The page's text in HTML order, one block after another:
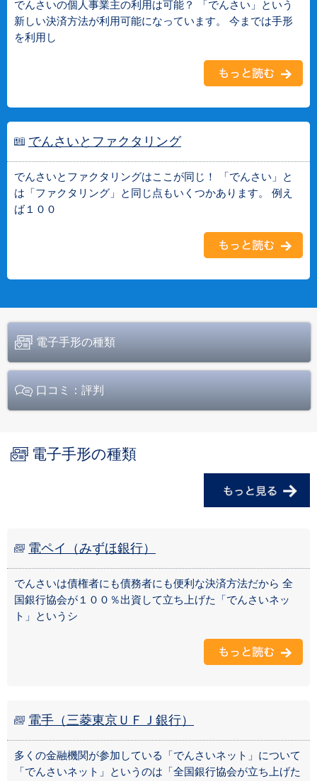
でんさいの個人事業主の利用は可能？ 「でんさい」という
新しい決済方法が利用可能になっています。 今までは手形
を利用し
でんさいとファクタリング
でんさいとファクタリングはここが同じ！ 「でんさい」と
は「ファクタリング」と同じ点もいくつかあります。 例え
ば１００
電子手形の種類
口コミ：評判
電子手形の種類
電ペイ（みずほ銀行）
でんさいは債権者にも債務者にも便利な決済方法だから 全
国銀行協会が１００％出資して立ち上げた「でんさいネッ
ト」というシ
電手（三菱東京ＵＦＪ銀行）
多くの金融機関が参加している「でんさいネット」について
「でんさいネット」というのは「全国銀行協会が立ち上げた